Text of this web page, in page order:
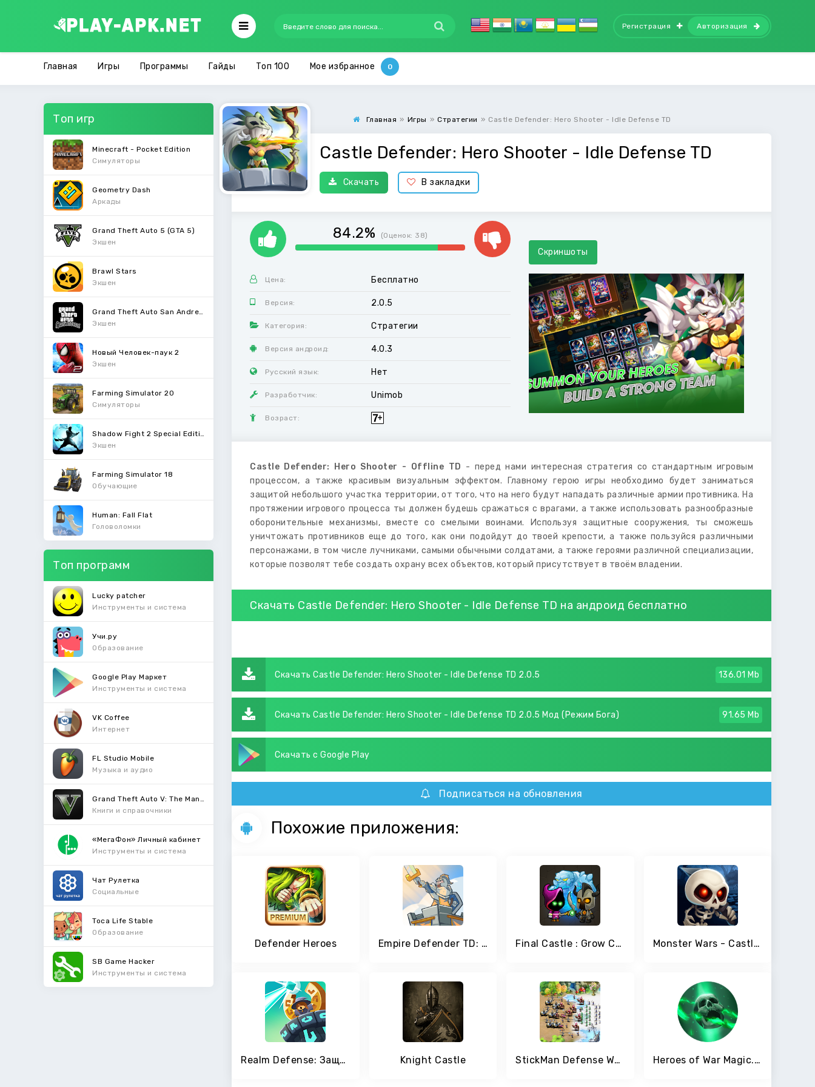
Регистрация Авторизация
Главная Игры Программы Гайды Топ 100 Мое избранное
Топ игр
Minecraft - Pocket Edition
Симуляторы
Geometry Dash
Аркады
Grand Theft Auto 5 (GTA 5)
Экшен
Brawl Stars
Экшен
Экшен
Новый Человек-паук 2
Экшен
Farming Simulator 20
Симуляторы
Экшен
Farming Simulator 18
Обучающие
Human: Fall Flat
Головоломки
Топ программ
Lucky patcher
Инструменты и система
Учи.ру
Образование
Google Play Маркет
Инструменты и система
VK Coffee
Интернет
FL Studio Mobile
Музыка и аудио
Книги и справочники
«МегаФон» Личный кабинет
Инструменты и система
Чат Рулетка
Социальные
Toca Life Stable
Образование
SB Game Hacker
Инструменты и система
Главная » Игры » Стратегии » Castle Defender: Hero Shooter - Idle Defense TD
Castle Defender: Hero Shooter - Idle Defense TD
Скачать В закладки
84.2% (Оценок: 38)
Цена: Бесплатно
Версия: 2.0.5
Категория: Стратегии
Версия андроид: 4.0.3
Русский язык: Нет
Разработчик: Unimob
Возраст:
Скриншоты
Castle Defender: Hero Shooter - Offline TD - перед нами интересная стратегия со стандартным игровым
процессом, а также красивым визуальным эффектом. Главному герою игры необходимо будет заниматься
защитой небольшого участка территории, от того, что на него будут нападать различные армии противника. На
протяжении игрового процесса ты должен будешь сражаться с врагами, а также использовать разнообразные
оборонительные механизмы, вместе со смелыми воинами. Используя защитные сооружения, ты сможешь
уничтожать противников еще до того, как они подойдут до твоей крепости, а также пользуйся различными
персонажами, в том числе лучниками, самыми обычными солдатами, а также героями различной специализации,
которые позволят тебе создать охрану всех объектов, который присутствует в твоём владении.
Скачать Castle Defender: Hero Shooter - Idle Defense TD на андроид бесплатно
Скачать Castle Defender: Hero Shooter - Idle Defense TD 2.0.5 136.01 Mb
Скачать Castle Defender: Hero Shooter - Idle Defense TD 2.0.5 Мод (Режим Бога) 91.65 Mb
Скачать с Google Play
Подписаться на обновления
Похожие приложения:
Defender Heroes Empire Defender TD: Tower Defense The Kingdom Rush Final Castle : Grow Castle Monster Wars - Castle Battle Defense Strategy Game
Realm Defense: Защита башни с элементами стратегии Knight Castle StickMan Defense War - Empire Hero & Tower Defense Heroes of War Magic. Turn-based strategy